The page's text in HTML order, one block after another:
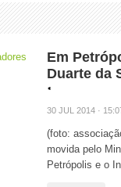
Em
Duarte da
30 JUL 2014 ·
(foto:
movida pelo
Petrópolis e o